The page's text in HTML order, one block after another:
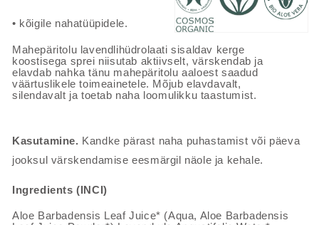
• kõigile nahatüüpidele.
Mahepäritolu lavendlihüdrolaati sisaldav kerge
koostisega sprei niisutab aktiivselt, värskendab ja
elavdab nahka tänu mahepäritolu aaloest saadud
väärtuslikele toimeainetele. Mõjub elavdavalt,
silendavalt ja toetab naha loomulikku taastumist.
Kasutamine. Kandke pärast naha puhastamist või päeva
jooksul värskendamise eesmärgil näole ja kehale.
Ingredients (INCI)
Aloe Barbadensis Leaf Juice* (Aqua, Aloe Barbadensis